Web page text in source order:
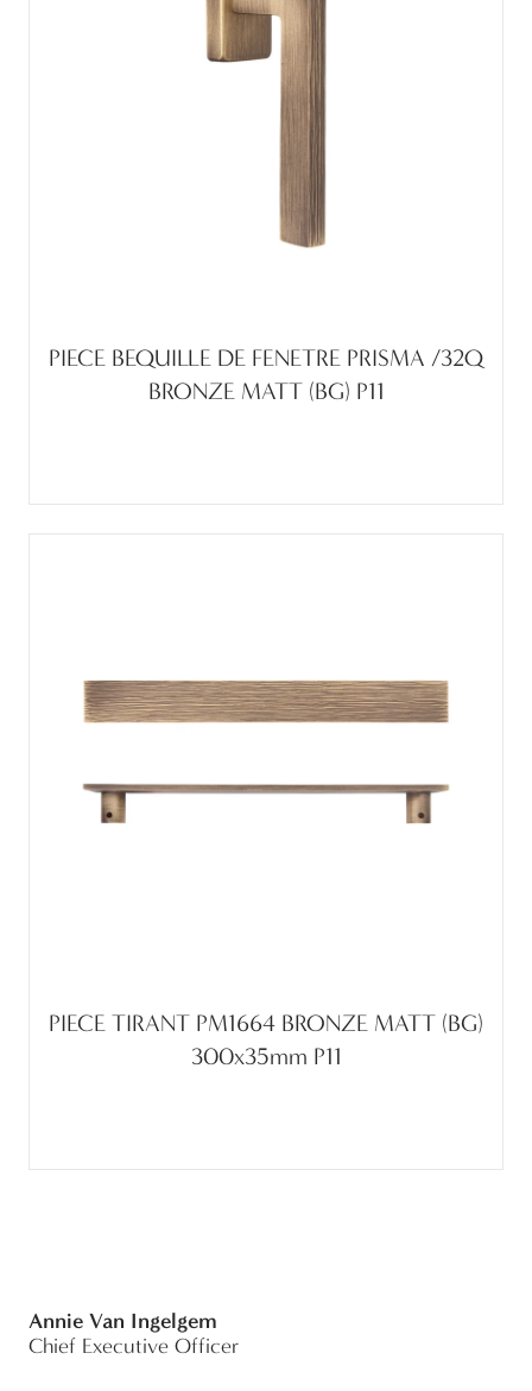
PIECE BEQUILLE DE FENETRE PRISMA /32Q
BRONZE MATT (BG) P11
PIECE TIRANT PM1664 BRONZE MATT (BG)
300x35mm P11
Annie Van Ingelgem
Chief Executive Officer